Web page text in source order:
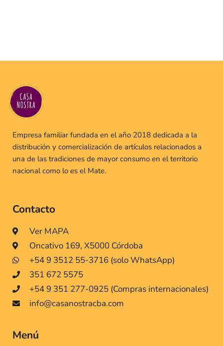
Empresa familiar fundada en el año 2018 dedicada a la
distribución y comercialización de artículos relacionados a
una de las tradiciones de mayor consumo en el territorio
nacional como lo es el Mate.
Contacto
Ver MAPA
Oncativo 169, X5000 Córdoba
+54 9 3512 55-3716 (solo WhatsApp)
351 672 5575
+54 9 351 277-0925 (Compras internacionales)
info@casanostracba.com
Menú